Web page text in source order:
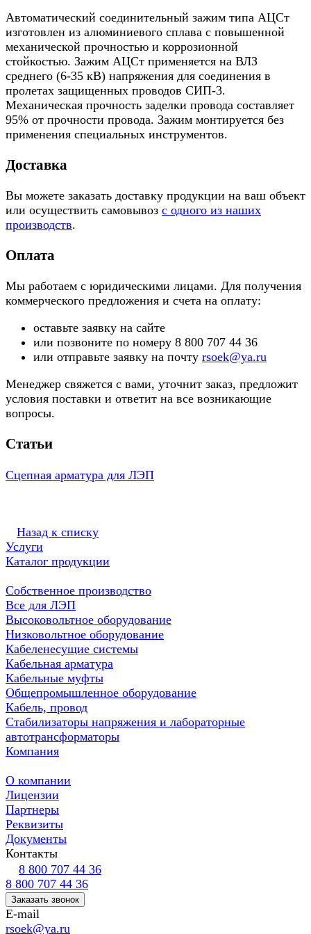
Автоматический соединительный зажим типа АЦСт
изготовлен из алюминиевого сплава с повышенной
механической прочностью и коррозионной
стойкостью. Зажим АЦСт применяется на ВЛЗ
среднего (6-35 кВ) напряжения для соединения в
пролетах защищенных проводов СИП-3.
Механическая прочность заделки провода составляет
95% от прочности провода. Зажим монтируется без
применения специальных инструментов.
Доставка
Вы можете заказать доставку продукции на ваш объект
или осуществить самовывоз с одного из наших
производств.
Оплата
Мы работаем с юридическими лицами. Для получения
коммерческого предложения и счета на оплату:
оставьте заявку на сайте
или позвоните по номеру 8 800 707 44 36
или отправьте заявку на почту rsoek@ya.ru
Менеджер свяжется с вами, уточнит заказ, предложит
условия поставки и ответит на все возникающие
вопросы.
Статьи
Сцепная арматура для ЛЭП
Назад к списку
Услуги
Каталог продукции
Собственное производство
Все для ЛЭП
Высоковольтное оборудование
Низковольтное оборудование
Кабеленесущие системы
Кабельная арматура
Кабельные муфты
Общепромышленное оборудование
Кабель, провод
Стабилизаторы напряжения и лабораторные
автотрансформаторы
Компания
О компании
Лицензии
Партнеры
Реквизиты
Документы
Контакты
8 800 707 44 36
8 800 707 44 36
Заказать звонок
E-mail
rsoek@ya.ru